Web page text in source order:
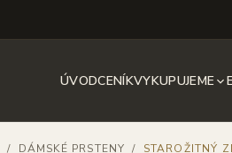
ÚVODCENÍKVYKUPUJEME
/ DÁMSKÉ PRSTENY / STAROŽITNÝ